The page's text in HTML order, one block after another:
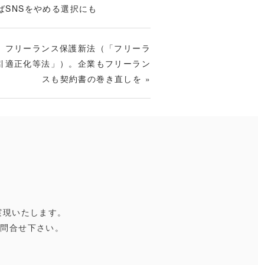
をやめる選択にも
リーランス保護新法（「フリーラ
適正化等法」）。企業もフリーラン
スも契約書の巻き直しを »
いたします。
合せ下さい。